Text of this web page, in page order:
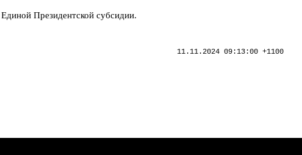
Президентской субсидии.
11.11.2024 09:13:00 +1100